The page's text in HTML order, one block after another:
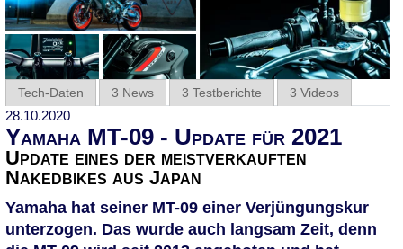
Tech-Daten 3 News 3 Testberichte 3 Videos
28.10.2020
Yamaha MT-09 - Update für 2021
Update eines der meistverkauften
Nakedbikes aus Japan
Yamaha hat seiner MT-09 einer Verjüngungskur
unterzogen. Das wurde auch langsam Zeit, denn